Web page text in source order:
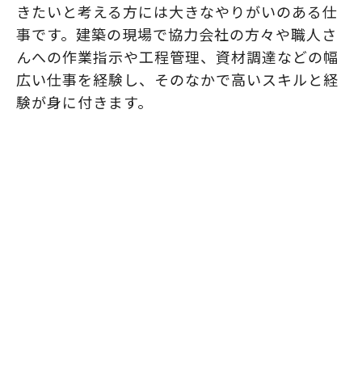
きたいと考える方には大きなやりがいのある仕
事です。建築の現場で協力会社の方々や職人さ
んへの作業指示や工程管理、資材調達などの幅
広い仕事を経験し、そのなかで高いスキルと経
験が身に付きます。